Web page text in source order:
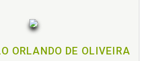
ORLANDO DE OLIVEIRA